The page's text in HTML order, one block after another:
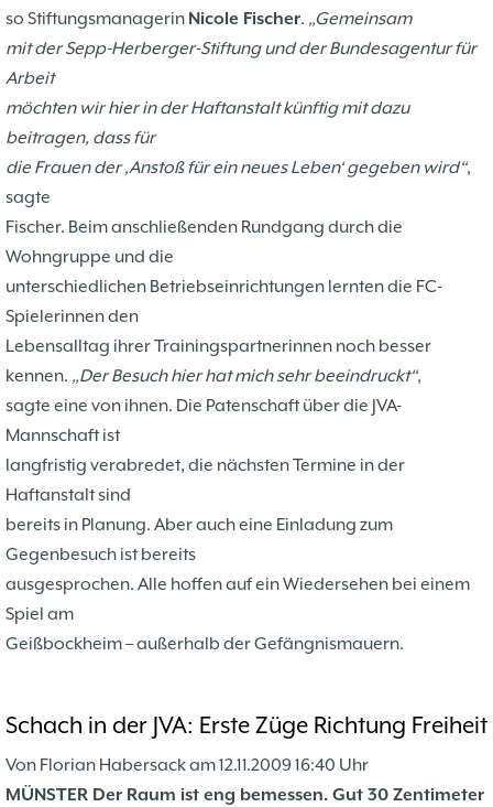
so Stiftungsmanagerin Nicole Fischer. „Gemeinsam
mit der Sepp-Herberger-Stiftung und der Bundesagentur für
Arbeit
möchten wir hier in der Haftanstalt künftig mit dazu
beitragen, dass für
die Frauen der ‚Anstoß für ein neues Leben‘ gegeben wird“,
sagte
Fischer. Beim anschließenden Rundgang durch die
Wohngruppe und die
unterschiedlichen Betriebseinrichtungen lernten die FC-
Spielerinnen den
Lebensalltag ihrer Trainingspartnerinnen noch besser
kennen. „Der Besuch hier hat mich sehr beeindruckt“,
sagte eine von ihnen. Die Patenschaft über die JVA-
Mannschaft ist
langfristig verabredet, die nächsten Termine in der
Haftanstalt sind
bereits in Planung. Aber auch eine Einladung zum
Gegenbesuch ist bereits
ausgesprochen. Alle hoffen auf ein Wiedersehen bei einem
Spiel am
Geißbockheim – außerhalb der Gefängnismauern.
Schach in der JVA: Erste Züge Richtung Freiheit
Von Florian Habersack am 12.11.2009 16:40 Uhr
MÜNSTER Der Raum ist eng bemessen. Gut 30 Zentimeter